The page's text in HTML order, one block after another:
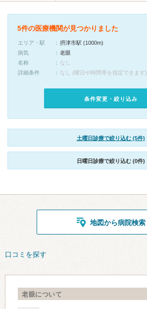
5件の医療機関が見つかりました
エリア・駅
摂津市駅 (1000m)
病気
老眼
名称
なし
詳細条件
なし (曜日や時間帯を指定できます)
条件変更・絞り込み
土曜日診療で絞り込む (5件)
日曜日診療で絞り込む (0件)
地図から病院検索
口コミを探す
老眼について